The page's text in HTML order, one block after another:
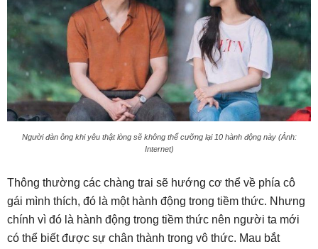
Người đàn ông khi yêu thật lòng sẽ không thể cưỡng lại 10 hành động này (Ảnh:
Internet)
Thông thường các chàng trai sẽ hướng cơ thể về phía cô
gái mình thích, đó là một hành động trong tiềm thức. Nhưng
chính vì đó là hành động trong tiềm thức nên người ta mới
có thể biết được sự chân thành trong vô thức. Mau bắt